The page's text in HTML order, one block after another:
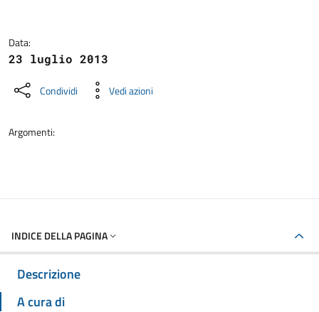
Data:
23 luglio 2013
Condividi Vedi azioni
Argomenti:
INDICE DELLA PAGINA
Descrizione
A cura di